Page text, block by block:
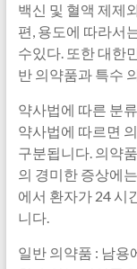
백신 및 혈액 제제
편, 용도에 따라서
수있다. 또한 대한
반 의약품과 특수
약사법에 따른 분류
약사법에 따르면
구분됩니다. 의약
의 경미한 증상에
에서 환자가 24 시
니다.
일반 의약품 : 남용